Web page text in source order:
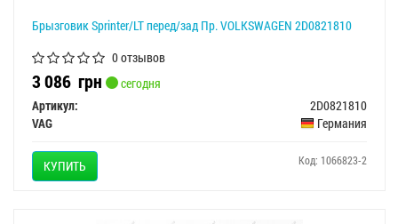
Брызговик Sprinter/LT перед/зад Пр. VOLKSWAGEN 2D0821810
0 отзывов
3 086 грн
сегодня
Артикул:
2D0821810
VAG
Германия
КУПИТЬ Код: 1066823-2